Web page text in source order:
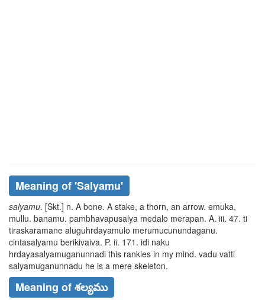
Meaning of 'salyamu'
salyamu. [Skt.] n. A bone. A stake, a thorn, an arrow. emuka,
mullu. banamu. pambhavapusalya medalo merapan. A. iii. 47. ti
tiraskaramane aluguhrdayamulo merumucunundaganu.
cintasalyamu berikivaiva. P. ii. 171. idi naku
hrdayasalyamuganunnadi this rankles in my mind. vadu vatti
salyamuganunnadu he is a mere skeleton.
Meaning of శల్యము